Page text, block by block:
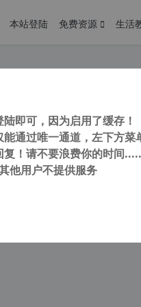
本站登陆 免费资源 生活
付费查看插件WPPAY2.11无限制版
注意：由于网站空间位于国
2025年10月22日
即可，因为启用了缓存！
通过唯一通道，左下方菜
！请不要浪费你的时间
他用户不提供服务